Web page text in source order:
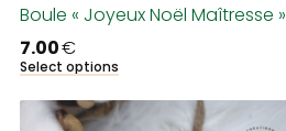
Boule « Joyeux Noël Maîtresse »
7.00€
Select options